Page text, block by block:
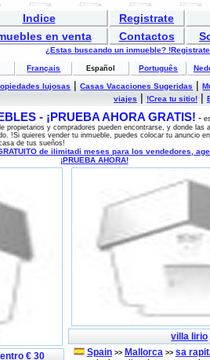
Indice Registrate
en venta
Contactos
¿Estas buscando un inmueble?
Français Español Português
lujosas |Casas Vacaciones Sugeridas |
viajes | !Crea tu sitio!|
- ¡PRUEBA AHORA GRATIS! -
propietarios y compradores pueden encontrarse, y donde las
!Si quieres vender tu inmueble, puedes colocar tu anuncio
de tus sueños!
de ilimitadi meses para los vendedores,
¡PRUEBA AHORA!
€ 30
villa lirio
Spain >> Mallorca >> sa